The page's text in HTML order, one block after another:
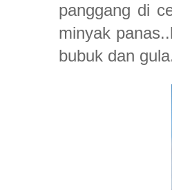
panggang di
minyak
bubuk dan